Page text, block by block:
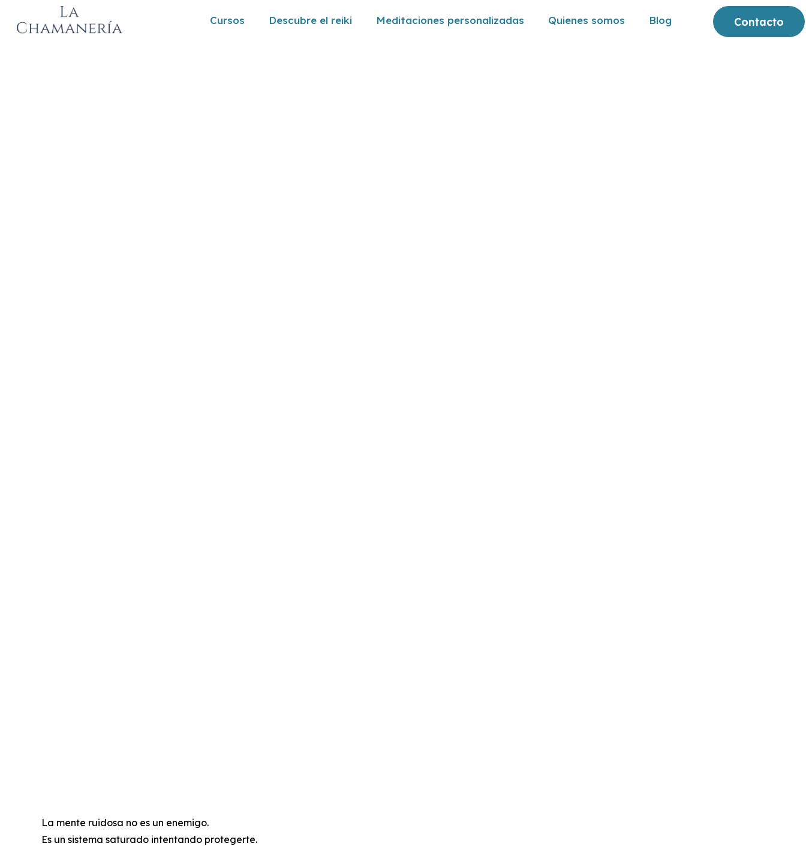
Cursos Descubre el reiki Meditaciones personalizadas Quienes somos Blog Contacto
La mente ruidosa no es un enemigo.
Es un sistema saturado intentando protegerte.